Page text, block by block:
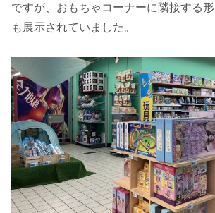
ですが、おもちゃコーナーに隣接する
も展示されていました。